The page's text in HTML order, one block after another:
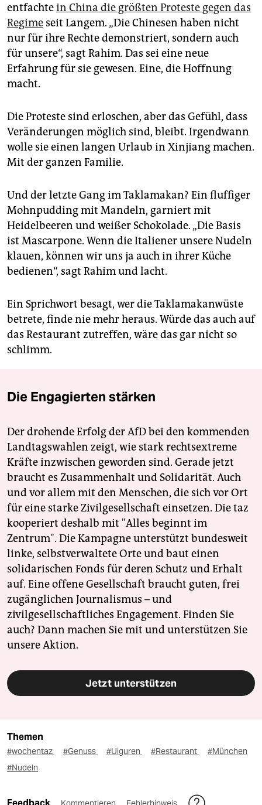
entfachtein China die größten Proteste gegen das
Regime seit Langem. „Die Chinesen haben nicht
nur für ihre Rechte demonstriert, sondern auch
für unsere“, sagt Rahim. Das sei eine neue
Erfahrung für sie gewesen. Eine, die Hoffnung
macht.
Die Proteste sind erloschen, aber das Gefühl, dass
Veränderungen möglich sind, bleibt. Irgendwann
wolle sie einen langen Urlaub in Xinjiang machen.
Mit der ganzen Familie.
Und der letzte Gang im Taklamakan? Ein fluffiger
Mohnpudding mit Mandeln, garniert mit
Heidelbeeren und weißer Schokolade. „Die Basis
ist Mascarpone. Wenn die Italiener unsere Nudeln
klauen, können wir uns ja auch in ihrer Küche
bedienen“, sagt Rahim und lacht.
Ein Sprichwort besagt, wer die Taklamakanwüste
betrete, finde nie mehr heraus. Würde das auch auf
das Restaurant zutreffen, wäre das gar nicht so
schlimm.
Die Engagierten stärken
Der drohende Erfolg der AfD bei den kommenden
Landtagswahlen zeigt, wie stark rechtsextreme
Kräfte inzwischen geworden sind. Gerade jetzt
braucht es Zusammenhalt und Solidarität. Auch
und vor allem mit den Menschen, die sich vor Ort
für eine starke Zivilgesellschaft einsetzen. Die taz
kooperiert deshalb mit "Alles beginnt im
Zentrum". Die Kampagne unterstützt bundesweit
linke, selbstverwaltete Orte und baut einen
solidarischen Fonds für deren Schutz und Erhalt
auf. Eine offene Gesellschaft braucht guten, frei
zugänglichen Journalismus – und
zivilgesellschaftliches Engagement. Finden Sie
auch? Dann machen Sie mit und unterstützen Sie
unsere Aktion.
Jetzt unterstützen
Themen
#wochentaz #Genuss #Uiguren #Restaurant
#München
#Nudeln